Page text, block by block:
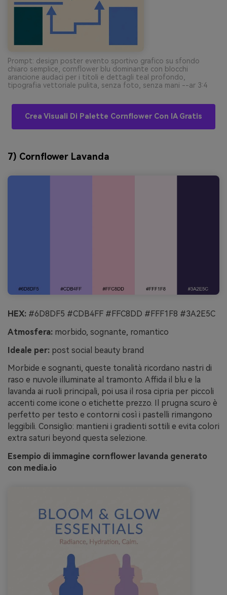
Prompt: design poster evento sportivo grafico su sfondo
chiaro semplice, cornflower blu dominante con blocchi
arancione audaci per i titoli e dettagli teal profondo,
tipografia vettoriale pulita, senza foto, senza mani --ar 3:4
Crea Visuali Di Palette Cornflower Con IA Gratis
7) Cornflower Lavanda
HEX: #6D8DF5 #CDB4FF #FFC8DD #FFF1F8 #3A2E5C
Atmosfera: morbido, sognante, romantico
Ideale per: post social beauty brand
Morbide e sognanti, queste tonalità ricordano nastri di
raso e nuvole illuminate al tramonto. Affida il blu e la
lavanda ai ruoli principali, poi usa il rosa cipria per piccoli
accenti come icone o etichette prezzo. Il prugna scuro è
perfetto per testo e contorni così i pastelli rimangono
leggibili. Consiglio: mantieni i gradienti sottili e evita colori
extra saturi beyond questa selezione.
Esempio di immagine cornflower lavanda generato
con media.io